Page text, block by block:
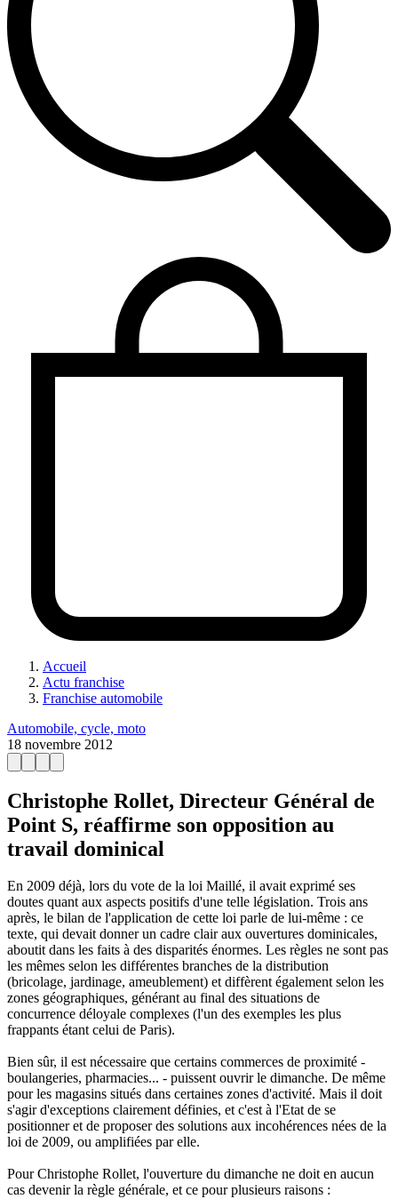
Accueil
Actu franchise
Franchise automobile
Automobile, cycle, moto
18 novembre 2012
Christophe Rollet, Directeur Général de
Point S, réaffirme son opposition au
travail dominical
En 2009 déjà, lors du vote de la loi Maillé, il avait exprimé ses
doutes quant aux aspects positifs d'une telle législation. Trois ans
après, le bilan de l'application de cette loi parle de lui-même : ce
texte, qui devait donner un cadre clair aux ouvertures dominicales,
aboutit dans les faits à des disparités énormes. Les règles ne sont pas
les mêmes selon les différentes branches de la distribution
(bricolage, jardinage, ameublement) et diffèrent également selon les
zones géographiques, générant au final des situations de
concurrence déloyale complexes (l'un des exemples les plus
frappants étant celui de Paris).
Bien sûr, il est nécessaire que certains commerces de proximité -
boulangeries, pharmacies... - puissent ouvrir le dimanche. De même
pour les magasins situés dans certaines zones d'activité. Mais il doit
s'agir d'exceptions clairement définies, et c'est à l'Etat de se
positionner et de proposer des solutions aux incohérences nées de la
loi de 2009, ou amplifiées par elle.
Pour Christophe Rollet, l'ouverture du dimanche ne doit en aucun
cas devenir la règle générale, et ce pour plusieurs raisons :